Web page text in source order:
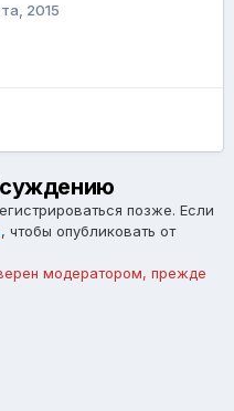
2015
позже. Если
, чтобы опубликовать от
модератором, прежде